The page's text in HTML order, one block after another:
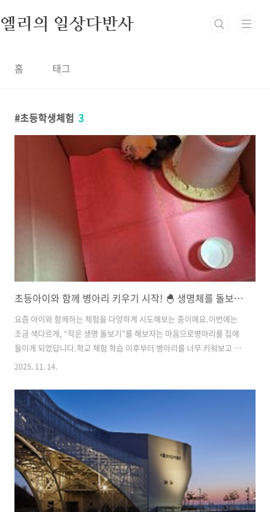
엘리의 일상다반사
홈 태그
초등학생체험 3
초등아이와 함께 병아리 키우기 시작! 🐣 생명체를 돌보며 배운 하루하루
요즘 아이와 함께하는 체험을 다양하게 시도해보는 중이에요.이번에는
조금 색다르게, “작은 생명 돌보기”를 해보자는 마음으로병아리를 집에
들이게 되었답니다.학교 체험 학습 이후부터 병아리를 너무 키워보고 싶
어하던 아이에게책으로만 보던 생명을 실제로 돌보게 해주고 싶었어요.
소개해볼게요.🐣 1. 병아리를 맞이한 첫날병아리를 데리고 오던 날, 아이
는 하루 종일 들떠 있었어요.작은 상자 안에서 삐약삐약 소리를 내는 병
아리를 보며“진짜야? 진짜 살아있는 병아리야?” 하며 신기해하더라고
요.집에 도착하자마자 아이는 병아리에게 이름을 지어줬어요.‘아리' '까
망이’라는 이름을 붙이면서 “우리 삐약이 잘 키우자!” 하고 다짐하는 모
습이너무 사랑스러웠답니..
2025. 11. 14.